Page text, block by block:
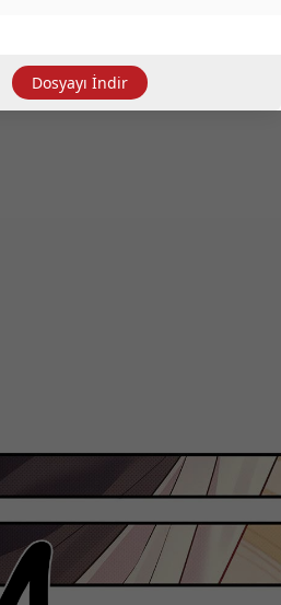
Dosyayı İndir